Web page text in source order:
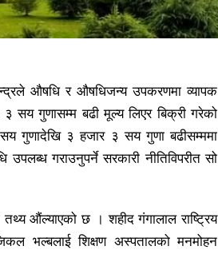
औषधि र औषधिजन्य उपकरणमा व्यापक
सय गुणासम्म बढी मूल्य लिएर बिक्री गरेको
गुणादेखि ३ हजार ३ सय गुणा बढीसम्ममा
उपलब्ध गराउनुपर्ने सरकारी नीतिविपरीत सो
तथ्य औंल्याएको छ । शहीद गंगालाल राष्ट्रिय
भल्बलाई शिक्षण अस्पतालको मनमोहन